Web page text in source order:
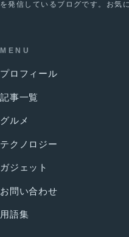
を発信しているブログです。お気
MENU
プロフィール
記事一覧
グルメ
テクノロジー
ガジェット
お問い合わせ
用語集